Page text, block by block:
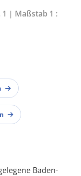
1 | Maßstab 1 :
Baden-